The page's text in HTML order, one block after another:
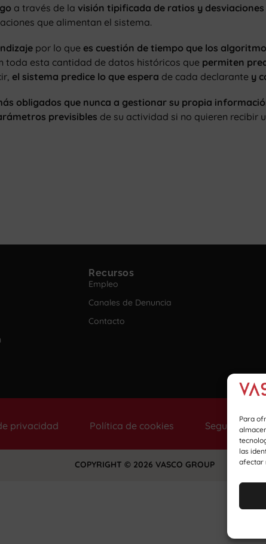
Para
las
afectar
a través de la visión tipificada de ratios y
que alimentan el sistema.
por lo que es cuestión de tiempo que los
toda esta cantidad de datos históricos que permiten
el sistema predice lo que espera de cada declarante y
obligados que nunca a gestionar su propia
previsibles de su actividad si no quieren recibir
Recursos
Empleo
Canales de Denuncia
Contacto
privacidad Política de cookies Seguridad
COPYRIGHT © 2026 VASCO GROUP